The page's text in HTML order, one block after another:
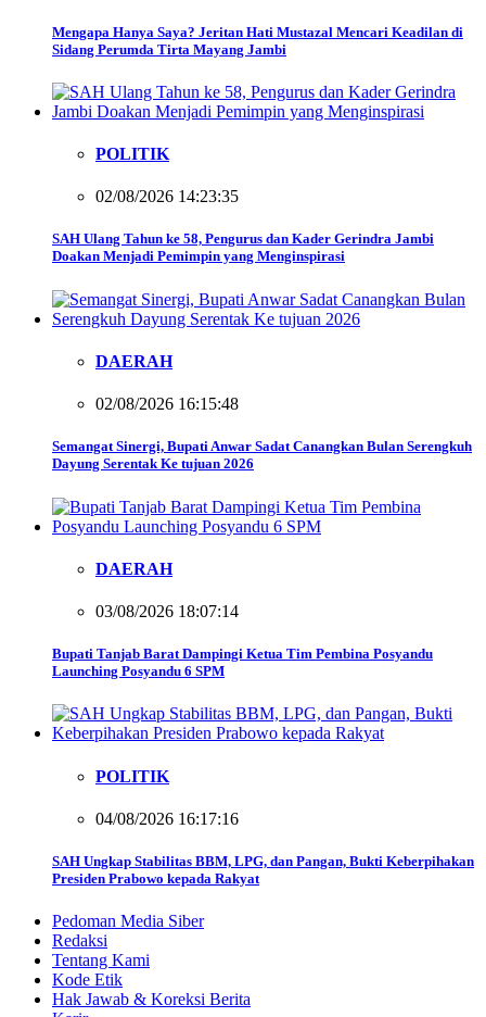
Mengapa Hanya Saya? Jeritan Hati Mustazal Mencari Keadilan di
Sidang Perumda Tirta Mayang Jambi
POLITIK
02/08/2026 14:23:35
SAH Ulang Tahun ke 58, Pengurus dan Kader Gerindra Jambi
Doakan Menjadi Pemimpin yang Menginspirasi
DAERAH
02/08/2026 16:15:48
Semangat Sinergi, Bupati Anwar Sadat Canangkan Bulan Serengkuh
Dayung Serentak Ke tujuan 2026
DAERAH
03/08/2026 18:07:14
Bupati Tanjab Barat Dampingi Ketua Tim Pembina Posyandu
Launching Posyandu 6 SPM
POLITIK
04/08/2026 16:17:16
SAH Ungkap Stabilitas BBM, LPG, dan Pangan, Bukti Keberpihakan
Presiden Prabowo kepada Rakyat
Pedoman Media Siber
Redaksi
Tentang Kami
Kode Etik
Hak Jawab & Koreksi Berita